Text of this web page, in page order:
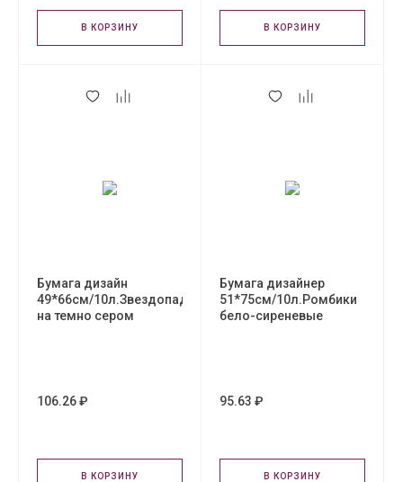
В КОРЗИНУ В КОРЗИНУ
Бумага дизайн
49*66см/10л.Звездопад
на темно сером
106.26 ₽
В КОРЗИНУ
Бумага дизайнер
51*75см/10л.Ромбики
бело-сиреневые
95.63 ₽
В КОРЗИНУ